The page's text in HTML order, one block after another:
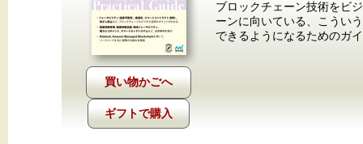
ギフトで購入
ブロックチェーン技術をビ
ーンに向いている、こうい
できるようになるためのガ